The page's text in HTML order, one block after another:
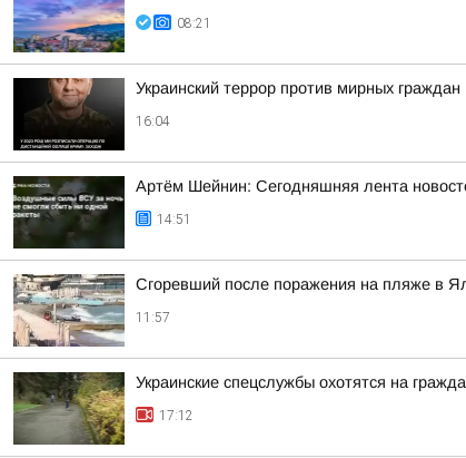
08:21
Украинский террор против мирных граждан
16:04
Артём Шейнин: Сегодняшняя лента
14:51
Сгоревший после поражения на пляже в
11:57
Украинские спецслужбы охотятся на
17:12